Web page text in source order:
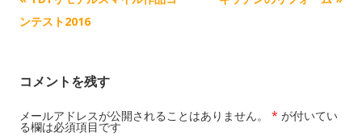
ンテスト2016
コメントを残す
メールアドレスが公開されることはありません。 * が付いてい
る欄は必須項目です